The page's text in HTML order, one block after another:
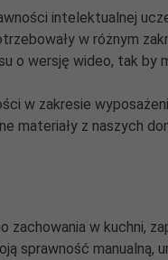
intelektualnej
w różnym
o wersję wideo, tak by
w zakresie
materiały z naszych
w kuchni,
sprawność manualną,